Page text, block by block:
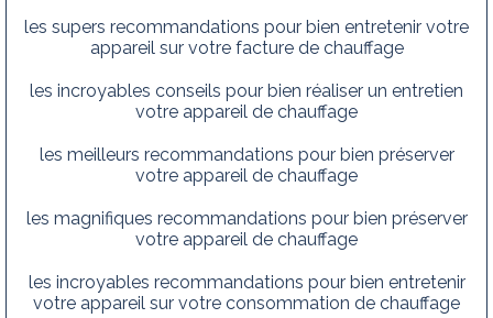
les supers recommandations pour bien entretenir votre
appareil sur votre facture de chauffage
les incroyables conseils pour bien réaliser un entretien
votre appareil de chauffage
les meilleurs recommandations pour bien préserver
votre appareil de chauffage
les magnifiques recommandations pour bien préserver
votre appareil de chauffage
les incroyables recommandations pour bien entretenir
votre appareil sur votre consommation de chauffage